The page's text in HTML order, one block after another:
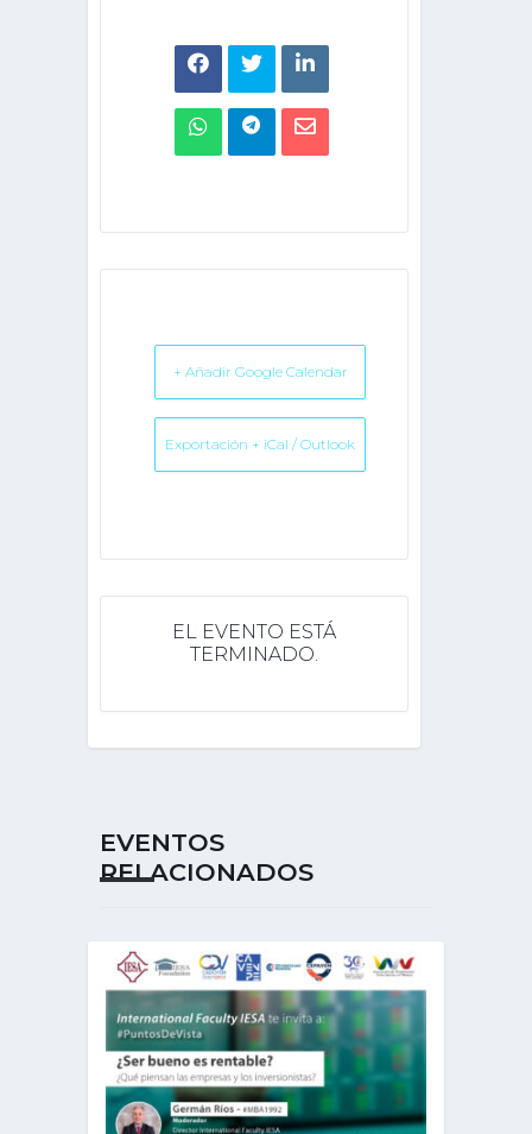
+ Añadir Google Calendar
Exportación + iCal / Outlook
EL EVENTO ESTÁ
TERMINADO.
EVENTOS
RELACIONADOS